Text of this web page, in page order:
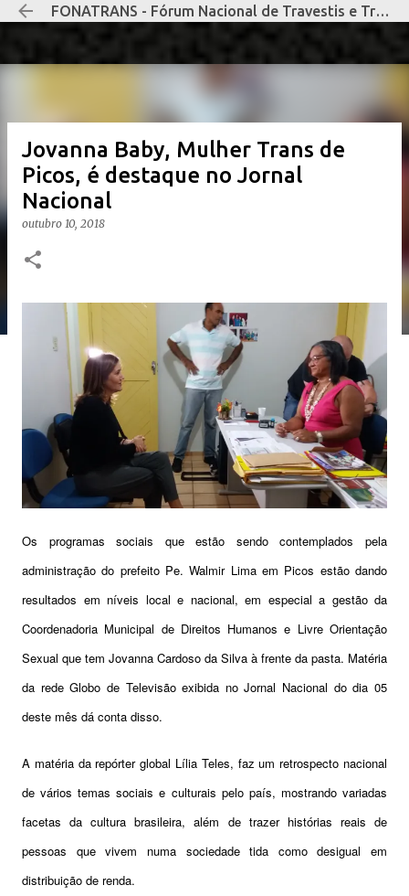
Pular para o conteúdo principal
FONATRANS - Fórum Nacional de Travestis e Transexuais Negras e Negros
Jovanna Baby, Mulher Trans de
Picos, é destaque no Jornal
Nacional
outubro 10, 2018
Os programas sociais que estão sendo contemplados pela
administração do prefeito Pe. Walmir Lima em Picos estão dando
resultados em níveis local e nacional, em especial a gestão da
Coordenadoria Municipal de Direitos Humanos e Livre Orientação
Sexual que tem Jovanna Cardoso da Silva à frente da pasta. Matéria
da rede Globo de Televisão exibida no Jornal Nacional do dia 05
deste mês dá conta disso.
A matéria da repórter global Lília Teles, faz um retrospecto nacional
de vários temas sociais e culturais pelo país, mostrando variadas
facetas da cultura brasileira, além de trazer histórias reais de
pessoas que vivem numa sociedade tida como desigual em
distribuição de renda.